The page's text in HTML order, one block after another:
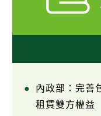
內政部：完善
租賃雙方權益